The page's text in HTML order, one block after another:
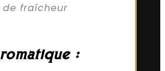
fraîcheur
: